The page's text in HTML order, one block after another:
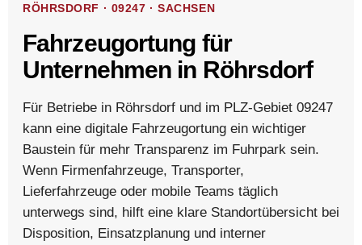
RÖHRSDORF · 09247 · SACHSEN
Fahrzeugortung für
Unternehmen in Röhrsdorf
Für Betriebe in Röhrsdorf und im PLZ-Gebiet 09247
kann eine digitale Fahrzeugortung ein wichtiger
Baustein für mehr Transparenz im Fuhrpark sein.
Wenn Firmenfahrzeuge, Transporter,
Lieferfahrzeuge oder mobile Teams täglich
unterwegs sind, hilft eine klare Standortübersicht bei
Disposition, Einsatzplanung und interner